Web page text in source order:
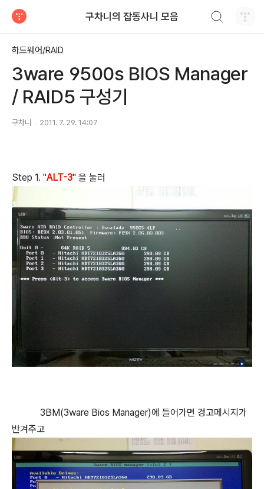
구차니의 잡동사니 모음
하드웨어/RAID
3ware 9500s BIOS Manager
/ RAID5 구성기
구차니 2011. 7. 29. 14:07
Step 1. "ALT-3" 을 눌러
3BM(3ware Bios Manager)에 들어가면 경고메시지가
반겨주고